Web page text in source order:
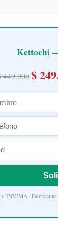
Kettochi
449.900$
INVIMA ·